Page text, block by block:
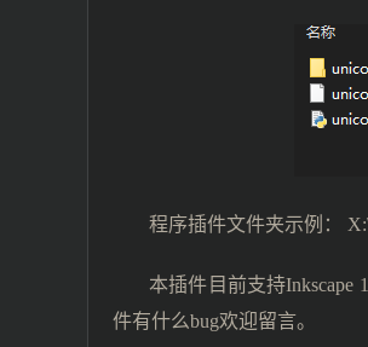
程序插件文件夹示例：
本插件目前支持Inkscape
件有什么bug欢迎留言。